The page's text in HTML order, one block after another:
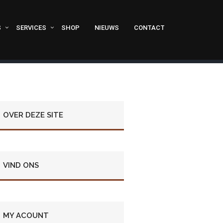
SERVICES SHOP NIEUWS CONTACT
OVER DEZE SITE
VIND ONS
MY ACOUNT